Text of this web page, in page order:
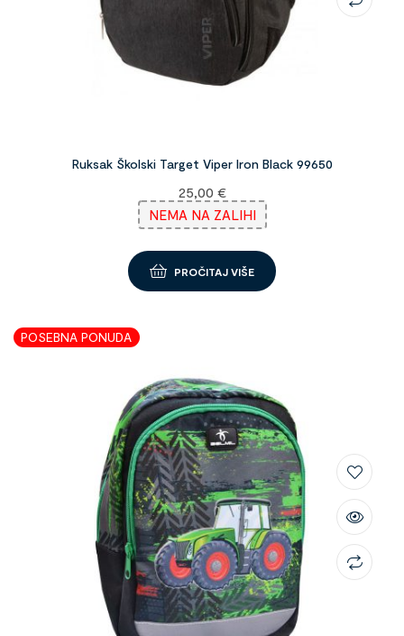
Ruksak Školski Target Viper Iron Black 99650
25,00 €
NEMA NA ZALIHI
PROČITAJ VIŠE
POSEBNA PONUDA